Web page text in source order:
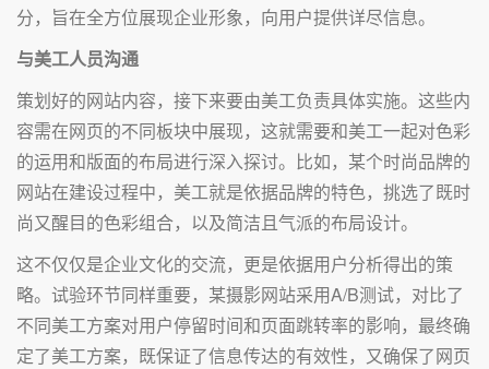
分，旨在全方位展现企业形象，向用户提供详尽信息。
与美工人员沟通
策划好的网站内容，接下来要由美工负责具体实施。这些内
容需在网页的不同板块中展现，这就需要和美工一起对色彩
的运用和版面的布局进行深入探讨。比如，某个时尚品牌的
网站在建设过程中，美工就是依据品牌的特色，挑选了既时
尚又醒目的色彩组合，以及简洁且气派的布局设计。
这不仅仅是企业文化的交流，更是依据用户分析得出的策
略。试验环节同样重要，某摄影网站采用A/B测试，对比了
不同美工方案对用户停留时间和页面跳转率的影响，最终确
定了美工方案，既保证了信息传达的有效性，又确保了网页